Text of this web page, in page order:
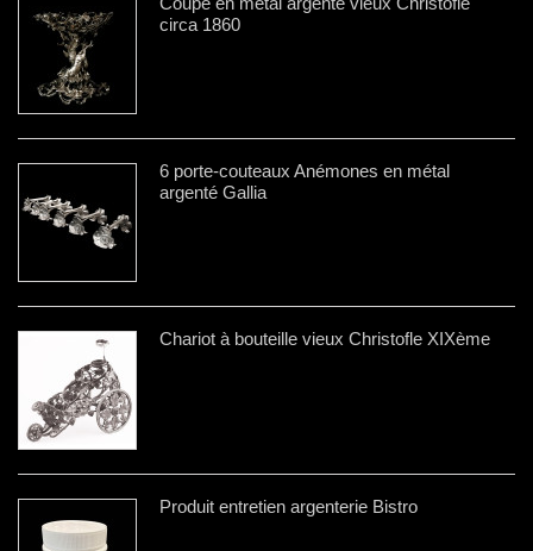
circa 1860
6 porte-couteaux Anémones en métal
argenté Gallia
Chariot à bouteille vieux Christofle XIXème
Produit entretien argenterie Bistro